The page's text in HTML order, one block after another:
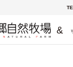
&